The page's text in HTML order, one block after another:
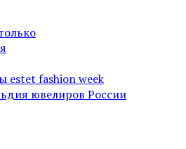
estet fashion week
ювелиров России